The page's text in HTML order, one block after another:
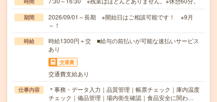
期間
2026/09/01～長期 ※開始日はご相談可能です！ ※9月
～！
時給
時給1300円＋交 ■給与の前払いが可能な速払いサービス
あり
交通費
交通費支給あり
仕事内容
＊事務・データ入力｜品質管理｜帳票チェック｜庫内温度
チェック｜備品管理｜場内衛生確認｜食品安全に関わ…